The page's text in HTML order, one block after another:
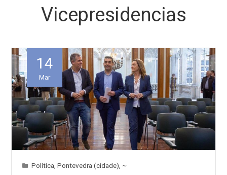
Vicepresidencias
14
Mar
Política ,Pontevedra (cidade) ~